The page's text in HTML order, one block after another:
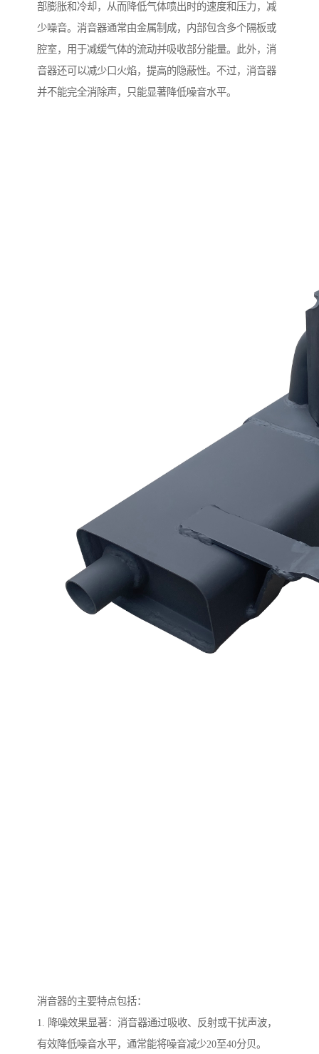
部膨胀和冷却，从而降低气体喷出时的速度和压力，减
少噪音。消音器通常由金属制成，内部包含多个隔板或
腔室，用于减缓气体的流动并吸收部分能量。此外，消
音器还可以减少口火焰，提高的隐蔽性。不过，消音器
并不能完全消除声，只能显著降低噪音水平。
消音器的主要特点包括：
1. 降噪效果显著：消音器通过吸收、反射或干扰声波，
有效降低噪音水平，通常能将噪音减少20至40分贝。